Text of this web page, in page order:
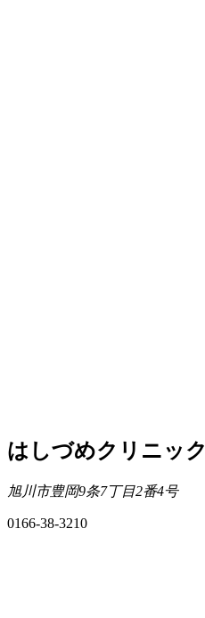
はしづめクリニック
旭川市豊岡9条7丁目2番4号
0166-38-3210